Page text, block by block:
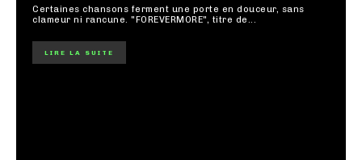
Certaines chansons ferment une porte en douceur, sans
clameur ni rancune. "FOREVERMORE", titre de...
LIRE LA SUITE